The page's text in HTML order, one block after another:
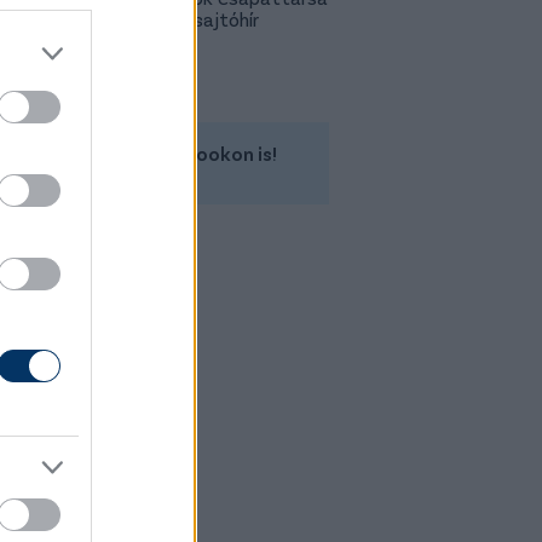
is lehet - sajtóhír
minket a Facebookon is!